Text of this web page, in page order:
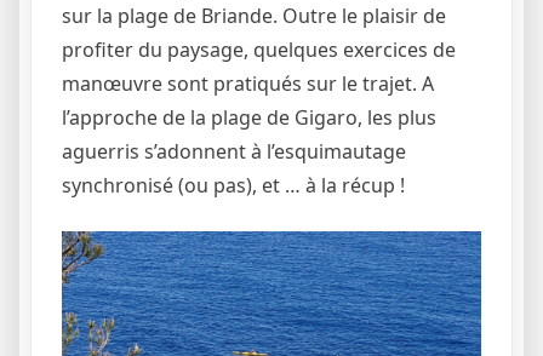
sur la plage de Briande. Outre le plaisir de
profiter du paysage, quelques exercices de
manœuvre sont pratiqués sur le trajet. A
l’approche de la plage de Gigaro, les plus
aguerris s’adonnent à l’esquimautage
synchronisé (ou pas), et … à la récup !